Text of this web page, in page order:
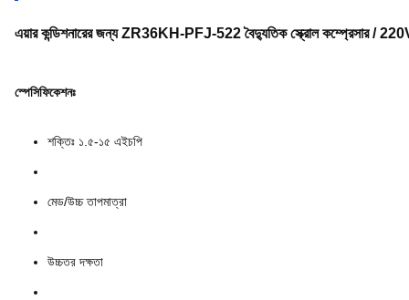
এয়ার কন্ডিশনারের জন্য ZR36KH-PFJ-522 বৈদ্যুতিক স্ক্রোল কম্প্রেসার /
স্পেসিফিকেশনঃ
শক্তিঃ ১.৫-১৫ এইচপি
মেড/উচ্চ তাপমাত্রা
উচ্চতর দক্ষতা